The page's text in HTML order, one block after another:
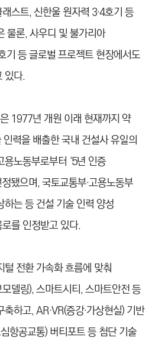
스트, 신한울 원자력 3·4호기 등
물론, 사우디 및 불가리아
기 등 글로벌 프로젝트 현장에서도
있다.
1977년 개원 이래 현재까지 약
력을 배출한 국내 건설사 유일의
노동부로부터 ‘5년 인증
됐으며, 국토교통부·고용노동부
는 등 건설 기술 인력 양성
를 인정받고 있다.
전환 가속화 흐름에 맞춰
델링), 스마트시티, 스마트안전 등
하고, AR·VR(증강·가상현실) 기반
항공교통) 버티포트 등 첨단 기술